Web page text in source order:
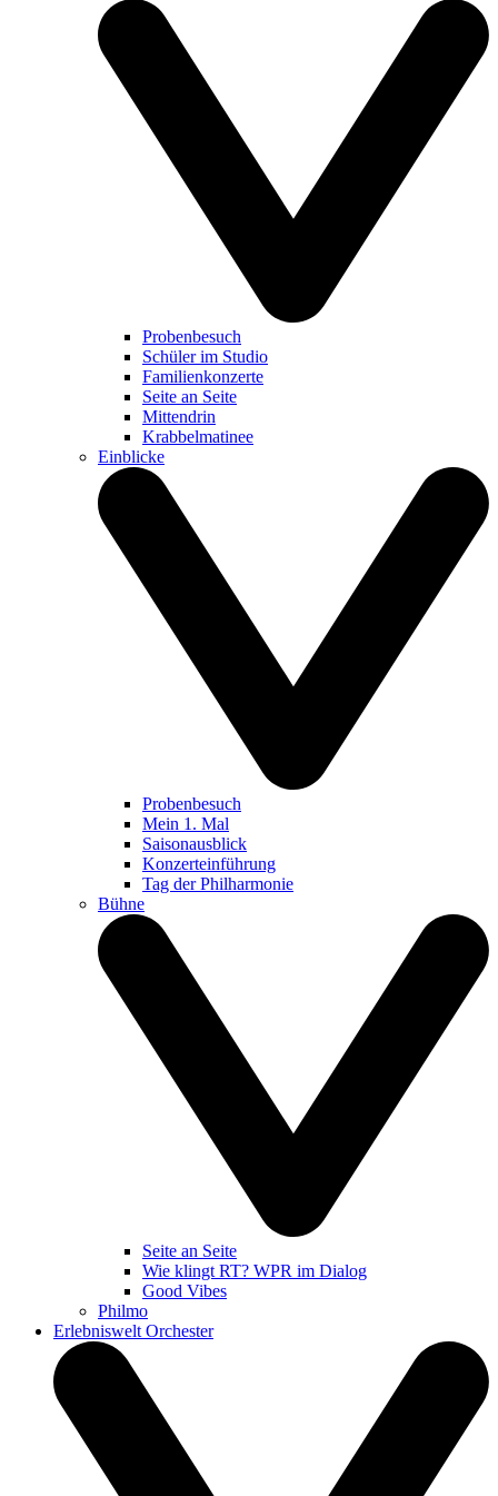
Probenbesuch
Schüler im Studio
Familienkonzerte
Seite an Seite
Mittendrin
Krabbelmatinee
Einblicke
Probenbesuch
Mein 1. Mal
Saisonausblick
Konzerteinführung
Tag der Philharmonie
Bühne
Seite an Seite
Wie klingt RT? WPR im Dialog
Good Vibes
Philmo
Erlebniswelt Orchester